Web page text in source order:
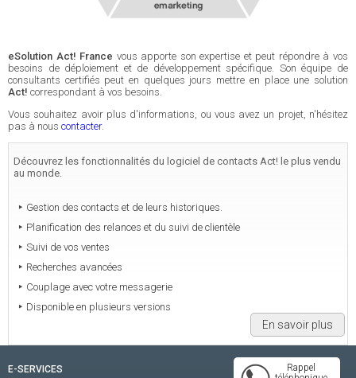
eSolution Act! France vous apporte son expertise et peut répondre à vos
besoins de déploiement et de développement spécifique. Son équipe de
consultants certifiés peut en quelques jours mettre en place une solution
Act! correspondant à vos besoins.
Vous souhaitez avoir plus d'informations, ou vous avez un projet, n'hésitez
pas à nous contacter.
Découvrez les fonctionnalités du logiciel de contacts Act! le plus vendu
au monde.
Gestion des contacts et de leurs historiques.
Planification des relances et du suivi de clientèle
Suivi de vos ventes
Recherches avancées
Couplage avec votre messagerie
Disponible en plusieurs versions
En savoir plus
Rappel
E-SERVICES